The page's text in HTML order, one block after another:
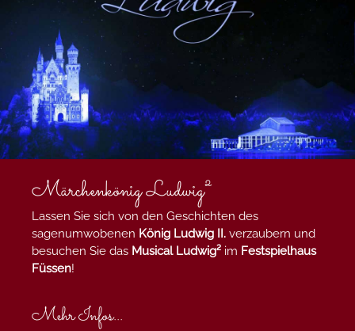
Märchenkönig Ludwig²
Lassen Sie sich von den Geschichten des
sagenumwobenen König Ludwig II. verzaubern und
besuchen Sie das Musical Ludwig² im Festspielhaus
Füssen!
Mehr Infos...